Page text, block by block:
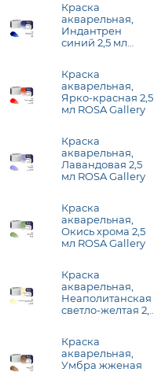
Краска
акварельная,
Индантрен
синий 2,5 мл
Краска
акварельная,
Ярко-красная 2,5
мл ROSA Gallery
Краска
акварельная,
Лавандовая 2,5
мл ROSA Gallery
Краска
акварельная,
Окись хрома 2,5
мл ROSA Gallery
Краска
акварельная,
Неаполитанская
светло-желтая 2,5
Краска
акварельная,
Умбра жженая